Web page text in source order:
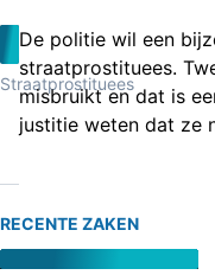
Straatprostituees
De politie wil een
straatprostituees.
misbruikt en dat is
justitie weten dat ze
RECENTE ZAKEN